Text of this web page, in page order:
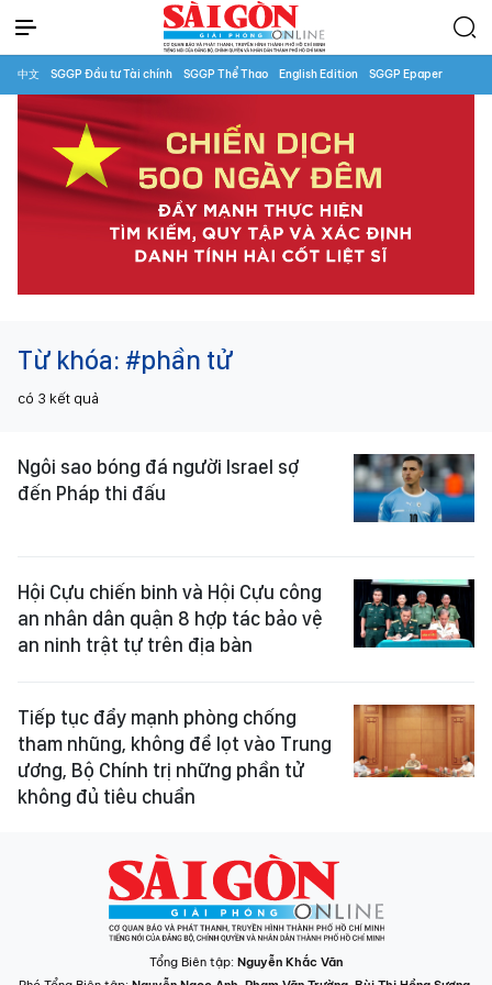
中文 SGGP Đầu tư Tài chính SGGP Thể Thao English Edition SGGP Epaper
Từ khóa: #phần tử
có 3 kết quả
Ngôi sao bóng đá người Israel sợ
đến Pháp thi đấu
Hội Cựu chiến binh và Hội Cựu công
an nhân dân quận 8 hợp tác bảo vệ
an ninh trật tự trên địa bàn
Tiếp tục đẩy mạnh phòng chống
tham nhũng, không để lọt vào Trung
ương, Bộ Chính trị những phần tử
không đủ tiêu chuẩn
Tổng Biên tập: Nguyễn Khắc Văn